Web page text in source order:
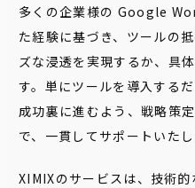
多くの企業様の Google
た経験に基づき、ツールの
ズな浸透を実現するか、具
す。単にツールを導入する
成功裏に進むよう、戦略策
で、一貫してサポートいたし
XIMIXのサービスは、技術